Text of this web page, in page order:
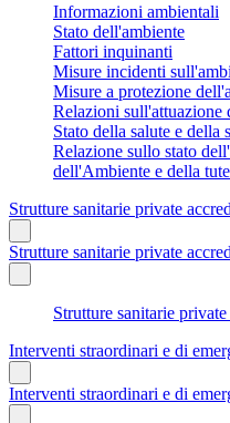
Informazioni ambientali
Stato dell'ambiente
Fattori inquinanti
Misure incidenti
Misure a protezione
Relazioni sull'attuazione
Stato della salute e della
Relazione sullo stato
dell'Ambiente e della
Strutture sanitarie private
Strutture sanitarie private
Strutture sanitarie
Interventi straordinari e di
Interventi straordinari e di